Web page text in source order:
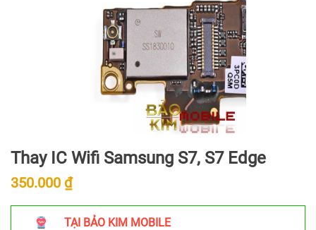
Thay IC Wifi Samsung S7, S7 Edge
350.000 ₫
TẠI BẢO KIM MOBILE